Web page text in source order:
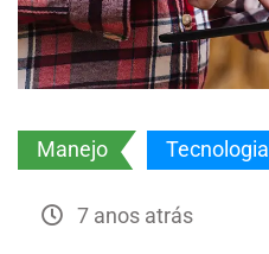
Manejo Tecnologia
7 anos atrás